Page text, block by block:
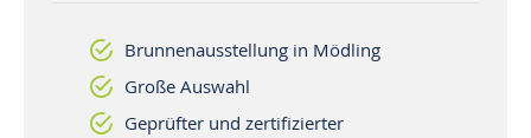
Brunnenausstellung in Mödling
Große Auswahl
Geprüfter und zertifizierter